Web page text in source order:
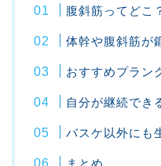
腹斜筋ってどこ
体幹や腹斜筋が
おすすめプラン
自分が継続でき
バスケ以外にも